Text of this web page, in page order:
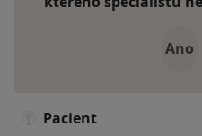
Ano
Pacient